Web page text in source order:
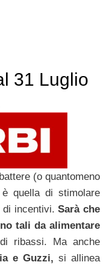
31 Luglio
(o quantomeno
quella di stimolare
di incentivi. Sarà che
tali da alimentare
ribassi. Ma anche
e Guzzi, si allinea